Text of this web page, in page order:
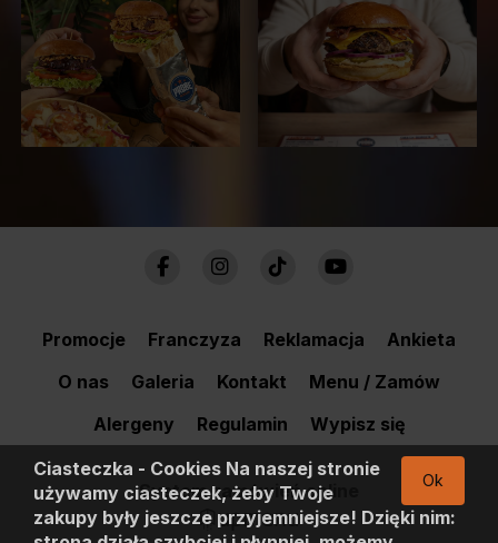
Ok
Ciasteczka - Cookies Na naszej stronie
używamy ciasteczek, żeby Twoje
zakupy były jeszcze przyjemniejsze! Dzięki nim:
Promocje Franczyza Reklamacja
Ankieta
O nas
Galeria Kontakt
Menu / Zamów
Alergeny
Regulamin Wypisz się
System zamówień online